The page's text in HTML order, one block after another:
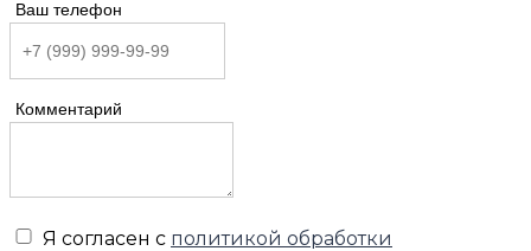
Ваш телефон
Комментарий
Я согласен с политикой обработки